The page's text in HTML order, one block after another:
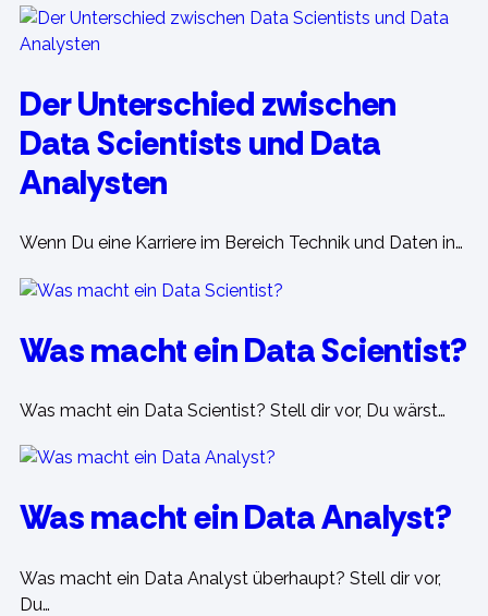
Der Unterschied zwischen
Data Scientists und Data
Analysten
Wenn Du eine Karriere im Bereich Technik und Daten in…
Was macht ein Data Scientist?
Was macht ein Data Scientist? Stell dir vor, Du wärst…
Was macht ein Data Analyst?
Was macht ein Data Analyst überhaupt? Stell dir vor,
Du…